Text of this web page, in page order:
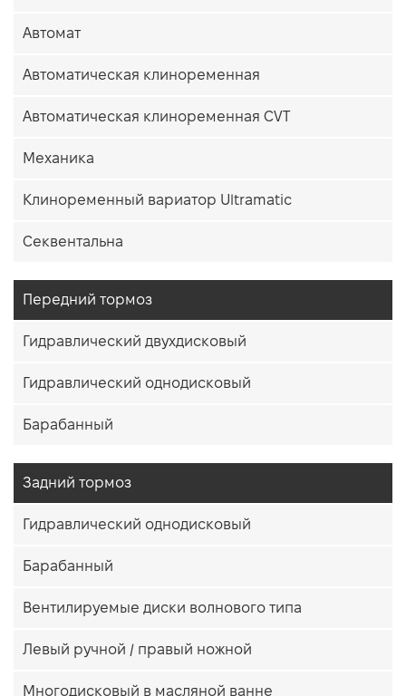
Автомат
Автоматическая клиноременная
Автоматическая клиноременная CVT
Механика
Клиноременный вариатор Ultramatic
Секвентальна
Передний тормоз
Гидравлический двухдисковый
Гидравлический однодисковый
Барабанный
Задний тормоз
Гидравлический однодисковый
Барабанный
Вентилируемые диски волнового типа
Левый ручной / правый ножной
Многодисковый в масляной ванне